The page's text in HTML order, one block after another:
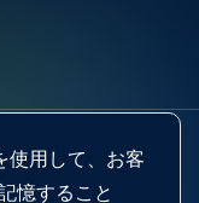
使用して、お客
憶すること